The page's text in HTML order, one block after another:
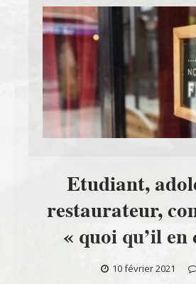
Etudiant,
restaurateur,
« quoi qu’il en
10 février 2021